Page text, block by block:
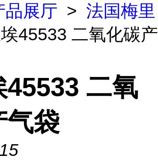
品展厅 > 法国梅里
45533 二氧化碳产
45533 二氧
气袋